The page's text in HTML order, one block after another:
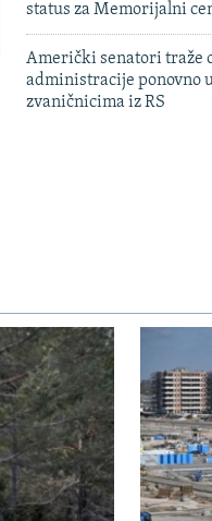
status za Memorijalni
Američki senatori traže
administracije ponovno
zvaničnicima iz RS